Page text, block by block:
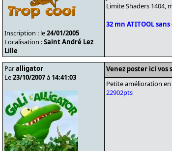
Inscription : le24/01/2005
Localisation :Saint André Lez
Lille
Limite Shaders 1404,
32 mn ATITOOL
Paralligator
Le23/10/2007à 14:41:03
Venez poster ici vos
Petite amélioration
22902pts